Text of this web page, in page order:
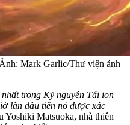
Mark Garlic/Thư viện ảnh
trong Kỷ nguyên Tái ion
lần đầu tiên nó được xác
Yoshiki Matsuoka, nhà thiên